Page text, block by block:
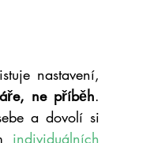
nastavení,
ne příběh.
a dovolí si
individuálních